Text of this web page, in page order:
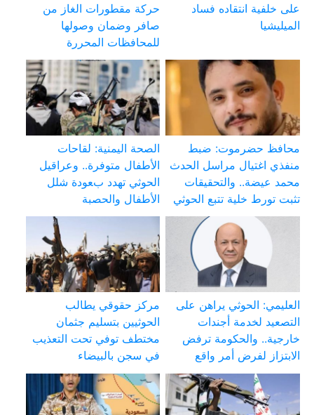
على خلفية انتقاده فساد
الميليشيا
حركة مقطورات الغاز من
صافر وضمان وصولها
للمحافظات المحررة
محافظ حضرموت: ضبط
منفذي اغتيال مراسل الحدث
محمد عيضة.. والتحقيقات
تثبت تورط خلية تتبع الحوثي
الصحة اليمنية: لقاحات
الأطفال متوفرة.. وعراقيل
الحوثي تهدد بعودة شلل
الأطفال والحصبة
العليمي: الحوثي يراهن على
التصعيد لخدمة أجندات
خارجية.. والحكومة ترفض
الابتزاز لفرض أمر واقع
مركز حقوقي يطالب
الحوثيين بتسليم جثمان
مختطف توفي تحت التعذيب
في سجن بالبيضاء